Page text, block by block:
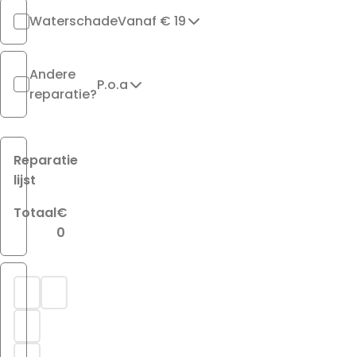
WaterschadeVanaf € 19
Andere
reparatie?
P.o.a
Reparatie
lijst
Totaal€
0